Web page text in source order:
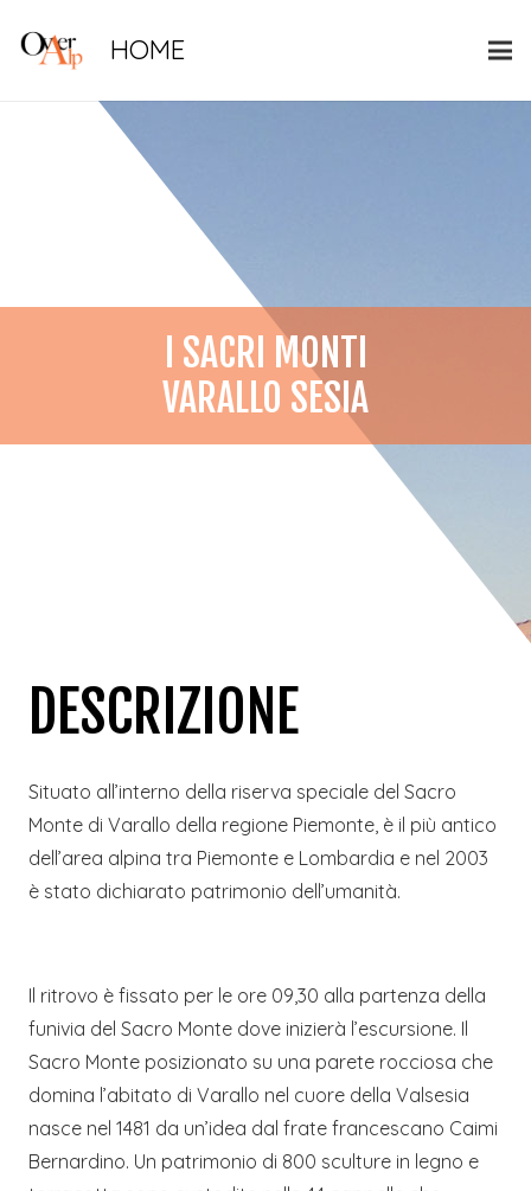
HOME
I SACRI MONTI
VARALLO SESIA
DESCRIZIONE
Situato all’interno della riserva speciale del Sacro
Monte di Varallo della regione Piemonte, è il più antico
dell’area alpina tra Piemonte e Lombardia e nel 2003
è stato dichiarato patrimonio dell’umanità.
Il ritrovo è fissato per le ore 09,30 alla partenza della
funivia del Sacro Monte dove inizierà l’escursione. Il
Sacro Monte posizionato su una parete rocciosa che
domina l’abitato di Varallo nel cuore della Valsesia
nasce nel 1481 da un’idea dal frate francescano Caimi
Bernardino. Un patrimonio di 800 sculture in legno e